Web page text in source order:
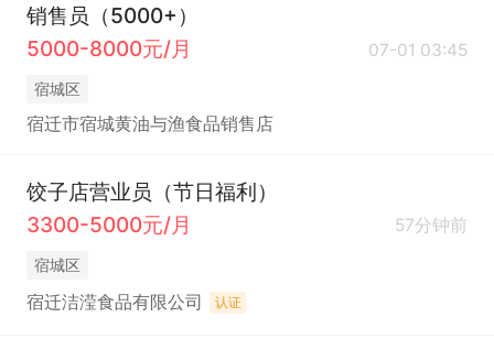
销售员（5000+）
5000-8000元/月
07-01 03:45
宿城区
宿迁市宿城黄油与渔食品销售店
饺子店营业员（节日福利）
3300-5000元/月
57分钟前
宿城区
宿迁洁滢食品有限公司 认证